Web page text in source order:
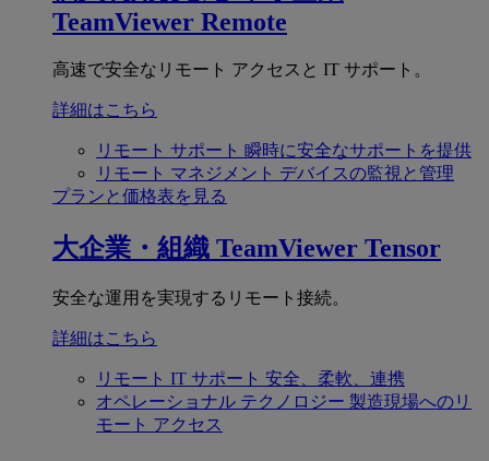
TeamViewer Remote
高速で安全なリモート アクセスと IT サポート。
詳細はこちら
リモート サポート 瞬時に安全なサポートを提供
リモート マネジメント デバイスの監視と管理
プランと価格表を見る
大企業・組織 TeamViewer Tensor
安全な運用を実現するリモート接続。
詳細はこちら
リモート IT サポート 安全、柔軟、連携
オペレーショナル テクノロジー 製造現場へのリ
モート アクセス